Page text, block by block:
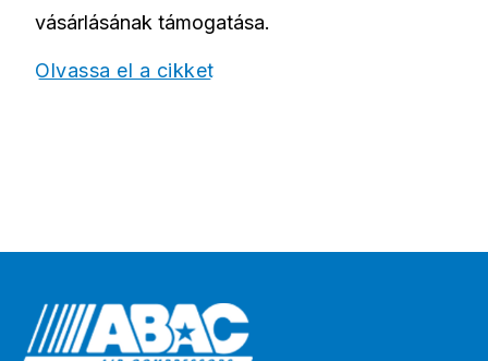
vásárlásának támogatása.
Olvassa el a cikket